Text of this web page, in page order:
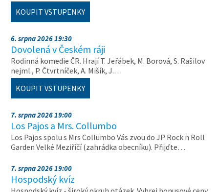
KOUPIT VSTUPENKY
6. srpna 2026 19:30
Dovolená v Českém ráji
Rodinná komedie ČR. Hrají T. Jeřábek, M. Borová, S. Rašilov
nejml., P. Čtvrtníček, A. Mišík, J.…
KOUPIT VSTUPENKY
7. srpna 2026 19:00
Los Pajos a Mrs. Collumbo
Los Pajos spolu s Mrs Collumbo Vás zvou do JP Rock n Roll
Garden Velké Meziříčí (zahrádka obecníku). Přijďte…
7. srpna 2026 19:00
Hospodský kvíz